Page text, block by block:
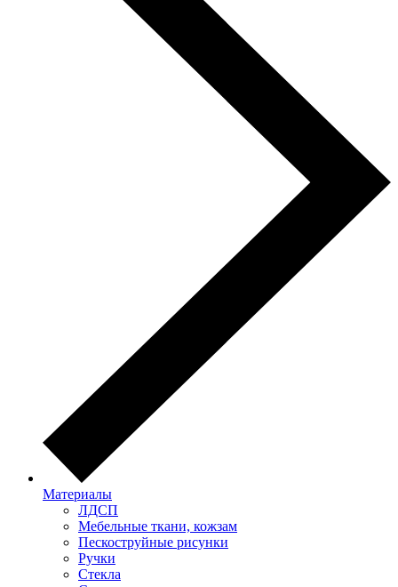
Материалы
ЛДСП
Мебельные ткани, кожзам
Пескоструйные рисунки
Ручки
Стекла